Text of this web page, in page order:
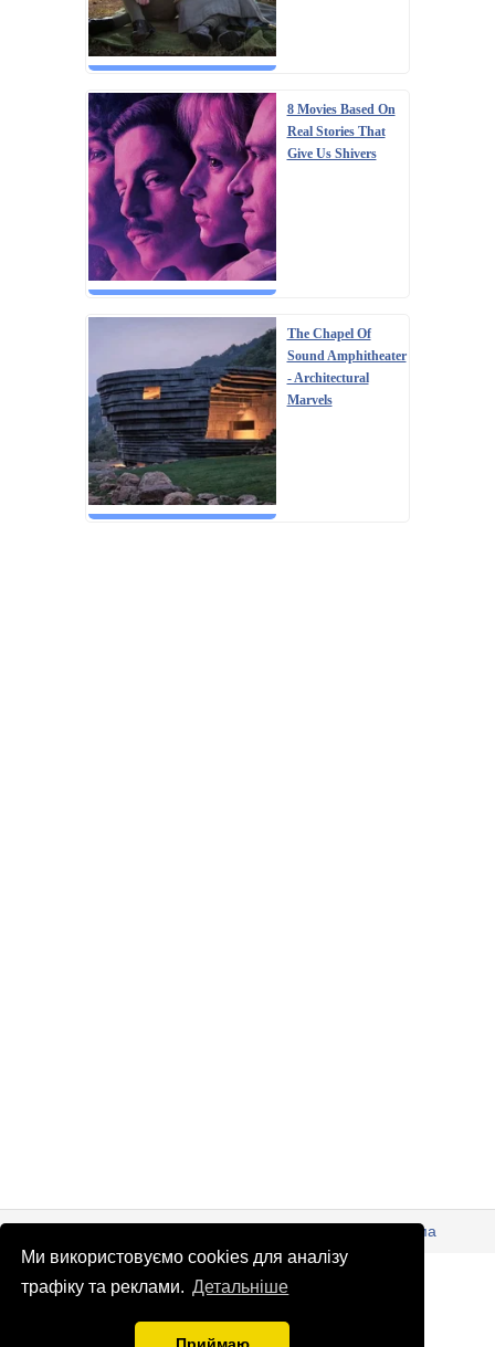
Ми використовуємо cookies для аналізу
трафіку та реклами. Детальніше
8 Movies Based On
Real Stories That
Give Us Shivers
The Chapel Of
Sound Amphitheater
- Architectural
Marvels
© Патріоти України 2026 Правова інформація
Реклама
info@patrioty.org.ua